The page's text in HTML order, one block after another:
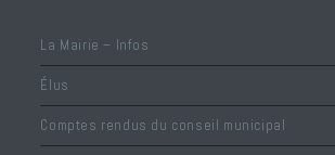
La Mairie – Infos
Élus
Comptes rendus du conseil municipal